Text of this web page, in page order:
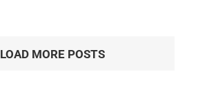
LOAD MORE POSTS